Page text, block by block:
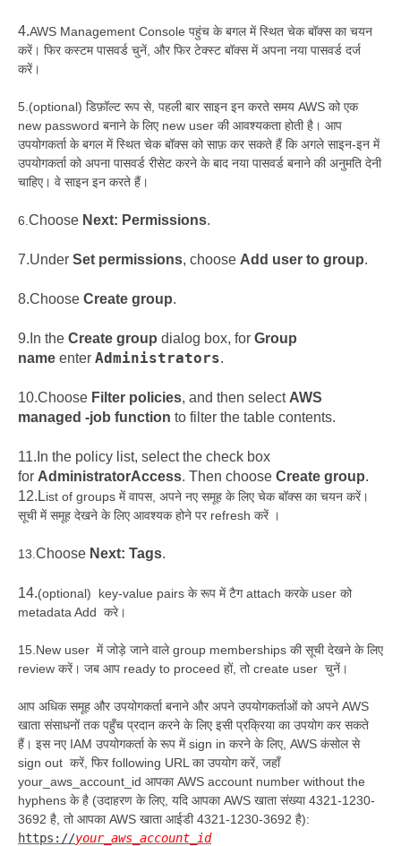
4.AWS Management Console पहुंच के बगल में स्थित चेक बॉक्स का चयन
करें। फिर कस्टम पासवर्ड चुनें, और फिर टेक्स्ट बॉक्स में अपना नया पासवर्ड दर्ज
करें।
5.(optional) डिफ़ॉल्ट रूप से, पहली बार साइन इन करते समय AWS को एक
new password बनाने के लिए new user की आवश्यकता होती है। आप
उपयोगकर्ता के बगल में स्थित चेक बॉक्स को साफ़ कर सकते हैं कि अगले साइन-इन में
उपयोगकर्ता को अपना पासवर्ड रीसेट करने के बाद नया पासवर्ड बनाने की अनुमति देनी
चाहिए। वे साइन इन करते हैं।
6. Choose Next: Permissions.
7.Under Set permissions, choose Add user to group.
8.Choose Create group.
9. In the Create group dialog box, for Group
name enter Administrators.
10.Choose Filter policies, and then select AWS
managed -job function to filter the table contents.
11. In the policy list, select the check box
for AdministratorAccess. Then choose Create group.
12.List of groups में वापस, अपने नए समूह के लिए चेक बॉक्स का चयन करें।
सूची में समूह देखने के लिए आवश्यक होने पर refresh करें ।
13. Choose Next: Tags.
14.(optional) key-value pairs के रूप में टैग attach करके user को
metadata Add करे।
15.New user में जोड़े जाने वाले group memberships की सूची देखने के लिए
review करें। जब आप ready to proceed हों, तो create user चुनें।
आप अधिक समूह और उपयोगकर्ता बनाने और अपने उपयोगकर्ताओं को अपने AWS
खाता संसाधनों तक पहुँच प्रदान करने के लिए इसी प्रक्रिया का उपयोग कर सकते
हैं। इस नए IAM उपयोगकर्ता के रूप में sign in करने के लिए, AWS कंसोल से
sign out करें, फिर following URL का उपयोग करें, जहाँ
your_aws_account_id आपका AWS account number without the
hyphens के है (उदाहरण के लिए, यदि आपका AWS खाता संख्या 4321-1230-
3692 है, तो आपका AWS खाता आईडी 4321-1230-3692 है):
https://your_aws_account_id